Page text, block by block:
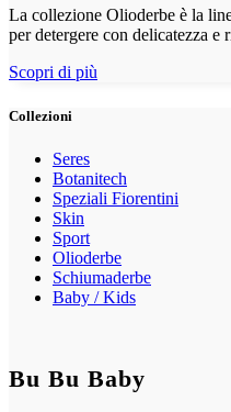
La collezione Olioderbe è la
per detergere con delicatezza e
Scopri di più
Collezioni
Seres
Botanitech
Speziali Fiorentini
Skin
Sport
Olioderbe
Schiumaderbe
Baby / Kids
Bu Bu Baby